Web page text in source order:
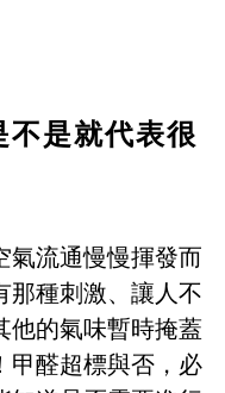
是就代表很
氣流通慢慢揮發而
那種刺激、讓人不
他的氣味暫時掩蓋
甲醛超標與否，必